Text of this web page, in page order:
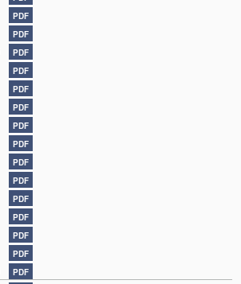
PDF
PDF
PDF
PDF
PDF
PDF
PDF
PDF
PDF
PDF
PDF
PDF
PDF
PDF
PDF